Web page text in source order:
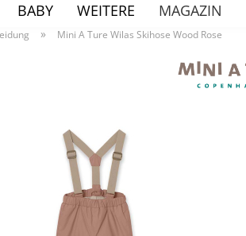
BABY MAGAZIN
WEITERE
» Mini A Ture Wilas Skihose Wood Rose